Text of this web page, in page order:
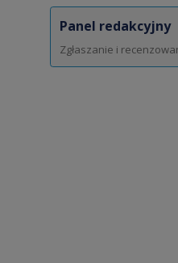
Panel redakcyjny
Zgłaszanie i